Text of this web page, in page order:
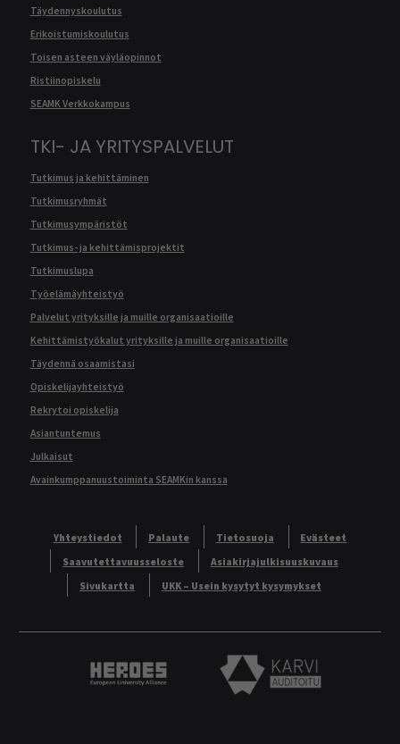
Täydennyskoulutus
Erikoistumiskoulutus
Toisen asteen väyläopinnot
Ristiinopiskelu
SEAMK Verkkokampus
TKI- JA YRITYSPALVELUT
Tutkimus ja kehittäminen
Tutkimusryhmät
Tutkimusympäristöt
Tutkimus- ja kehittämisprojektit
Tutkimuslupa
Työelämäyhteistyö
Palvelut yrityksille ja muille organisaatioille
Kehittämistyökalut yrityksille ja muille organisaatioille
Täydennä osaamistasi
Opiskelijayhteistyö
Rekrytoi opiskelija
Asiantuntemus
Julkaisut
Avainkumppanuustoiminta SEAMKin kanssa
Yhteystiedot Palaute Tietosuoja
Evästeet
Saavutettavuusseloste
Asiakirjajulkisuuskuvaus
Sivukartta
UKK – Usein kysytyt kysymykset
Heroes European University Alliance logo
Karvi Auditoitu logo